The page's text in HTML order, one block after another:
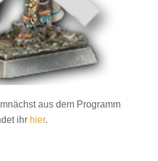
aus dem Programm
ihr hier.